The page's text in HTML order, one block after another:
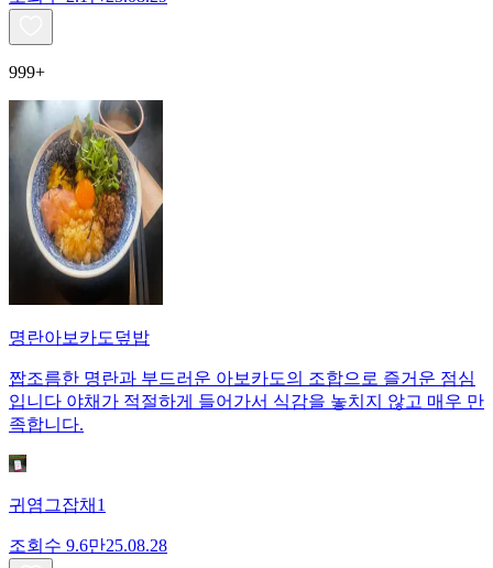
999+
명란아보카도덮밥
짭조름한 명란과 부드러운 아보카도의 조합으로 즐거운 점심
입니다 야채가 적절하게 들어가서 식감을 놓치지 않고 매우 만
족합니다.
귀염그잡채1
조회수 9.6만25.08.28